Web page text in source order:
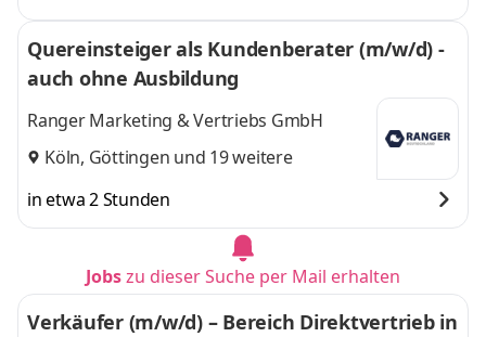
Quereinsteiger als Kundenberater (m/w/d) -
auch ohne Ausbildung
Ranger Marketing & Vertriebs GmbH
Köln, Göttingen und 19 weitere
in etwa 2 Stunden
Jobszu dieser Suche per Mail erhalten
Verkäufer (m/w/d) – Bereich Direktvertrieb in